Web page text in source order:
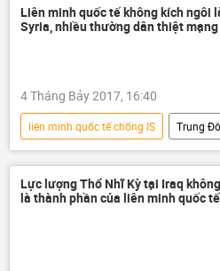
Syria
Liên bang Nga
quân đội Nga
Liên minh quốc tế không kích ngôi
Syria, nhiều thường dân thiệt mạng
4 Tháng Bảy 2017, 16:40
liên minh quốc tế chống IS
Trung
Thế giới
Hoa Kỳ
Lực lượng Thổ Nhĩ Kỳ tại Iraq
là thành phần của liên minh quốc tế